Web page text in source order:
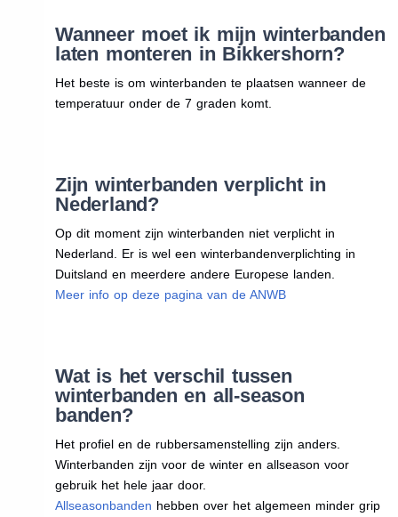
Wanneer moet ik mijn winterbanden
laten monteren in Bikkershorn?
Het beste is om winterbanden te plaatsen wanneer de
temperatuur onder de 7 graden komt.
Zijn winterbanden verplicht in
Nederland?
Op dit moment zijn winterbanden niet verplicht in
Nederland. Er is wel een winterbandenverplichting in
Duitsland en meerdere andere Europese landen.
Meer info op deze pagina van de ANWB
Wat is het verschil tussen
winterbanden en all-season
banden?
Het profiel en de rubbersamenstelling zijn anders.
Winterbanden zijn voor de winter en allseason voor
gebruik het hele jaar door.
Allseasonbanden hebben over het algemeen minder grip